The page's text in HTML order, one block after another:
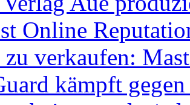
Online
zu verkaufen:
kämpft